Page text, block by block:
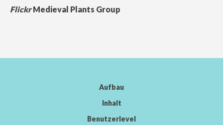
FlickrMedieval Plants Group
Aufbau
Inhalt
Benutzerlevel